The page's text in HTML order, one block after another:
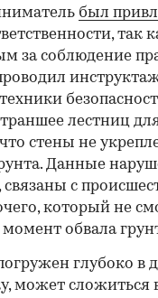
был
так
за соблюдение
лестниц
стены не
Данные
с
который не
обвала
глубоко в
может сложиться